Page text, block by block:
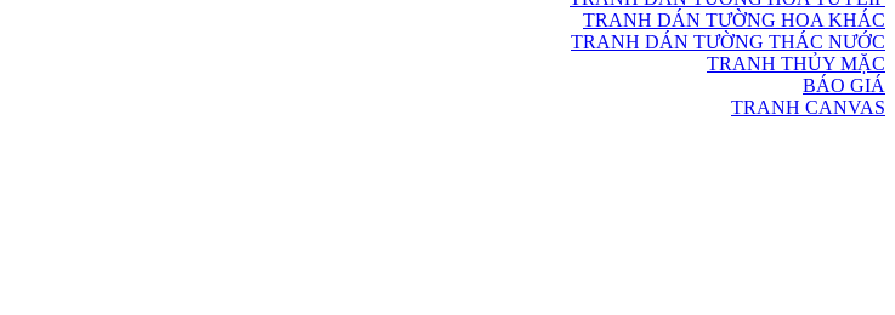
TRANH DÁN TƯỜNG HOA KHÁC
TRANH DÁN TƯỜNG THÁC NƯỚC
TRANH THỦY MẶC
BÁO GIÁ
TRANH CANVAS